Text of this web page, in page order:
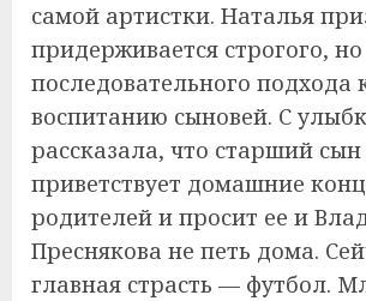
самой артистки. Наталья
придерживается строгого, но
последовательного подхода
воспитанию сыновей. С
рассказала, что старший сын
приветствует домашние
родителей и просит ее и
Преснякова не петь дома.
главная страсть — футбол.